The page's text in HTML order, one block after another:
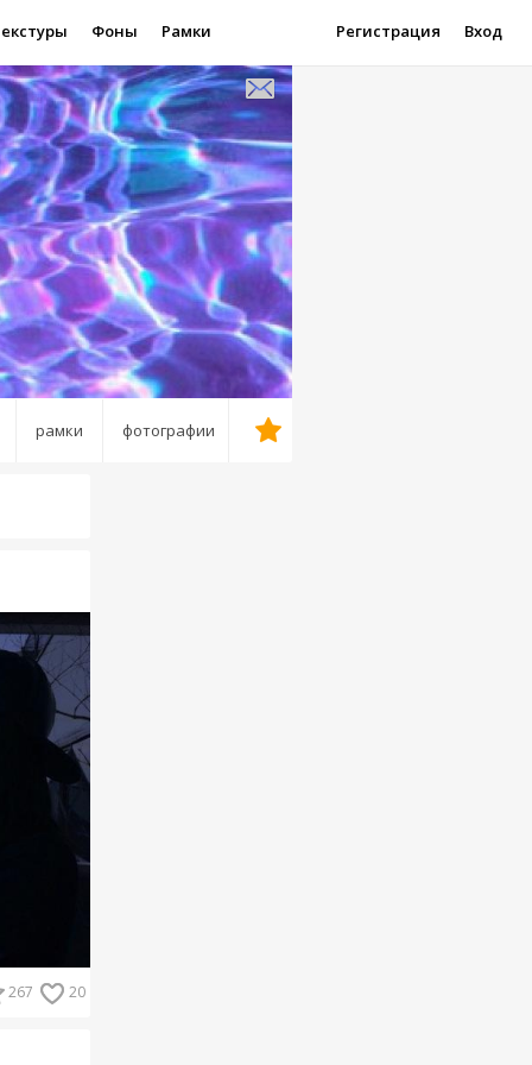
Фоны Рамки Регистрация Вход
рамки фотографии
267 20